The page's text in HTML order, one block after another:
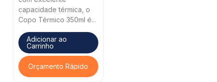
capacidade térmica, o
Copo Térmico 350ml é...
Adicionar ao
Carrinho
Orçamento Rápido